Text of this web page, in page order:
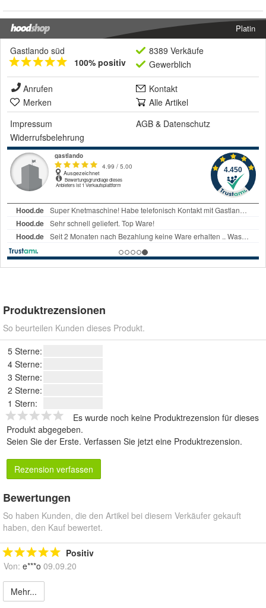
Platin
Gastlando süd
100% positiv
8389 Verkäufe
Gewerblich
Anrufen
Kontakt
Merken
Alle Artikel
Impressum
AGB & Datenschutz
Widerrufsbelehrung
Produktrezensionen
So beurteilen Kunden dieses Produkt.
5 Sterne:
4 Sterne:
3 Sterne:
2 Sterne:
1 Stern:
Es wurde noch keine Produktrezension für dieses
Produkt abgegeben.
Seien Sie der Erste. Verfassen Sie jetzt eine Produktrezension.
Rezension verfassen
Bewertungen
So haben Kunden, die den Artikel bei diesem Verkäufer gekauft
haben, den Kauf bewertet.
Positiv
Von: e***o 09.09.20
Mehr...